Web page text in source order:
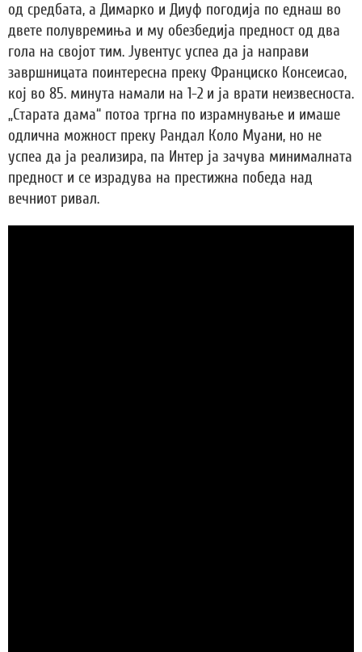
од средбата, а Димарко и Диуф погодија по еднаш во
двете полувремиња и му обезбедија предност од два
гола на својот тим. Јувентус успеа да ја направи
завршницата поинтересна преку Франциско Консеисао,
кој во 85. минута намали на 1-2 и ја врати неизвесноста.
„Старата дама“ потоа тргна по израмнување и имаше
одлична можност преку Рандал Коло Муани, но не
успеа да ја реализира, па Интер ја зачува минималната
предност и се израдува на престижна победа над
вечниот ривал.